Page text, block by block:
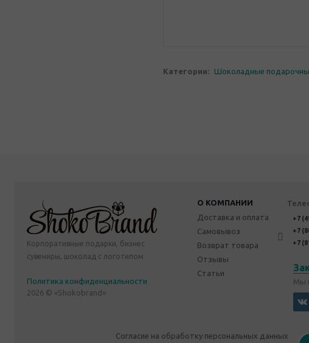
Категории: Шоколадные
Корпоративные подарки, бизнес
сувениры, шоколад с логотипом
Политика конфиденциальности
2026 © «Shokobrand»
О КОМПАНИИ
Доставка и оплата
Самовывоз
Возврат товара
Отзывы
Статьи
+7
+7
+7
Мы
Согласие на обработку персональных данных